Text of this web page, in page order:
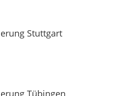
Stuttgart
Tübingen